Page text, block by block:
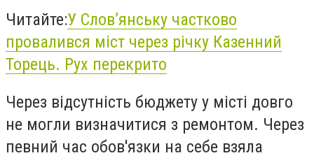
Читайте:У Слов’янську частково
провалився міст через річку Казенний
Торець. Рух перекрито
Через відсутність бюджету у місті довго
не могли визначитися з ремонтом. Через
певний час обов'язки на себе взяла